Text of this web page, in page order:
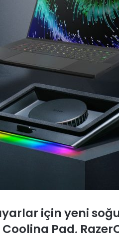
için yeni
Pad,